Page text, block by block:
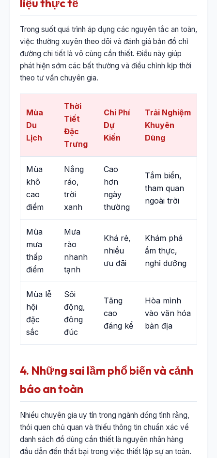
liệu thực tế
Trong suốt quá trình áp dụng các nguyên tắc an toàn,
việc thường xuyên theo dõi và đánh giá bản đồ chỉ
đường chi tiết là vô cùng cần thiết. Điều này giúp
phát hiện sớm các bất thường và điều chỉnh kịp thời
theo tư vấn chuyên gia.
Mùa
Du
Lịch
Thời
Tiết
Đặc
Trưng
Chi Phí
Dự
Kiến
Trải Nghiệm
Khuyên
Dùng
Mùa
khô
cao
điểm
Nắng
ráo,
trời
xanh
Cao
hơn
ngày
thường
Tắm biển,
tham quan
ngoài trời
Mùa
mưa
thấp
điểm
Mưa
rào
nhanh
tạnh
Khá rẻ,
nhiều
ưu đãi
Khám phá
ẩm thực,
nghỉ dưỡng
Mùa lễ
hội
đặc
sắc
Sôi
động,
đông
đúc
Tăng
cao
đáng kể
Hòa mình
vào văn hóa
bản địa
4. Những sai lầm phổ biến và cảnh
báo an toàn
Nhiều chuyên gia uy tín trong ngành đồng tình rằng,
thói quen chủ quan và thiếu thông tin chuẩn xác về
danh sách đồ dùng cần thiết là nguyên nhân hàng
đầu dẫn đến thất bại trong việc thiết lập sự an toàn.